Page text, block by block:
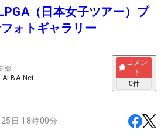
（日本女子ツアー）プ
ォトギャラリー
部
ALBA Net
コメン
ト
0件
日 18時00分